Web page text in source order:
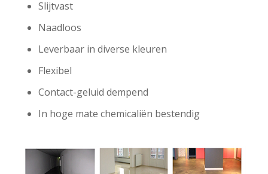
Slijtvast
Naadloos
Leverbaar in diverse kleuren
Flexibel
Contact-geluid dempend
In hoge mate chemicaliën bestendig